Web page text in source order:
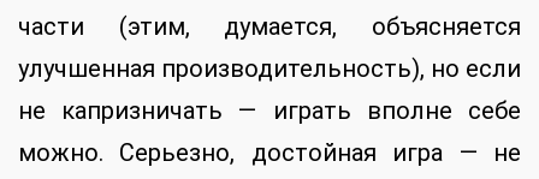
части (этим, думается, объясняется
улучшенная производительность), но если
не капризничать — играть вполне себе
можно. Серьезно, достойная игра — не